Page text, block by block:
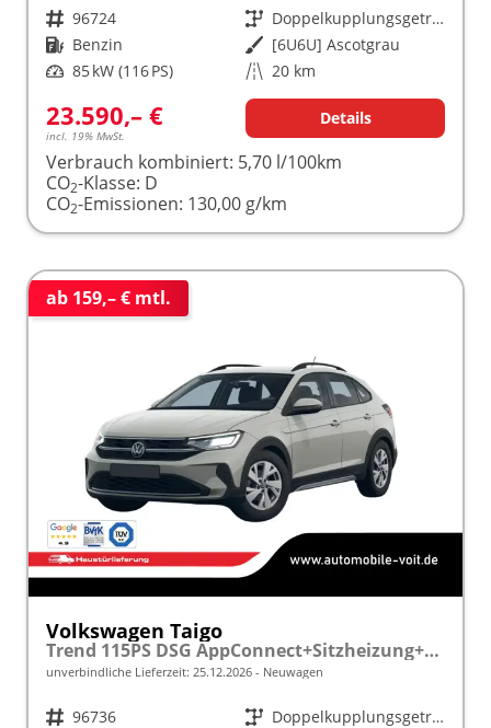
Fahrzeugnr. 96724 Getriebe
Doppelkupplungsgetriebe (DSG)
Kraftstoff Benzin Außenfarbe [6U6U] Ascotgrau
Leistung 85 kW (116 PS) Kilometerstand 20 km
23.590,– €
incl. 19% MwSt.
Details
Verbrauch kombiniert: 5,70 l/100km
CO2-Klasse: D
CO2-Emissionen: 130,00 g/km
ab 159,– € mtl.
Volkswagen Taigo
Trend 115PS DSG AppConnect+Sitzheizung+PDC+Alu16+LED+DAB+FrontAssist
unverbindliche Lieferzeit: 25.12.2026 Neuwagen
Fahrzeugnr. 96736 Getriebe
Doppelkupplungsgetriebe (DSG)